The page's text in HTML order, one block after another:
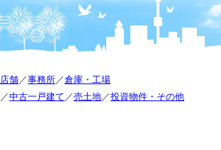
店舗 ／事務所 ／倉庫・工場
／中古一戸建て ／売土地 ／投資物件・その他